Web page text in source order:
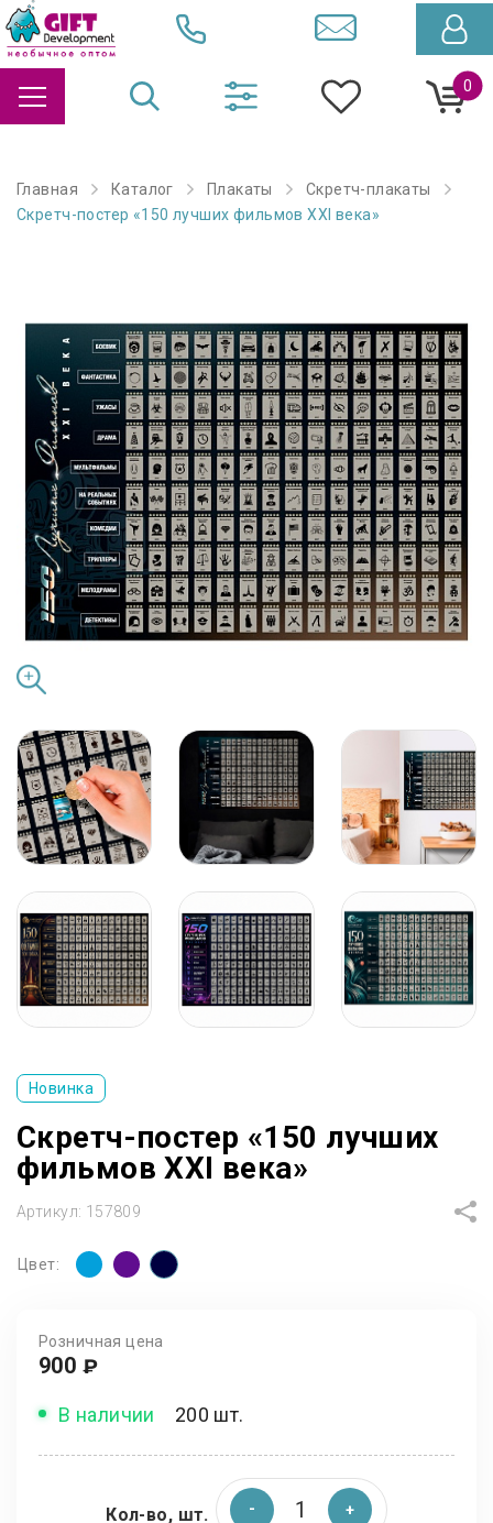
0
Главная Каталог Плакаты
Скретч-плакаты
Скретч-постер «150 лучших фильмов XXI века»
Новинка
Скретч-постер «150 лучших
фильмов XXI века»
Артикул: 157809
Цвет:
Розничная цена
900 ₽
В наличии 200 шт.
Кол-во, шт.